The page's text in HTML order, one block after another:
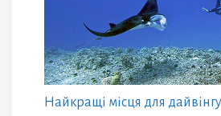
Найкращі місця для